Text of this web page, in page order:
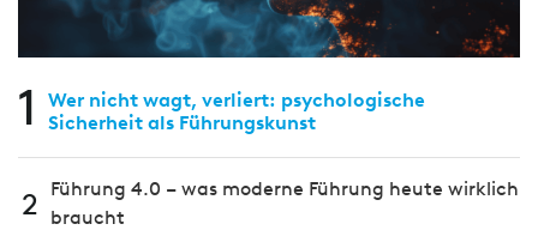
1
Wer nicht wagt, verliert: psychologische
Sicherheit als Führungskunst
2
Führung 4.0 – was moderne Führung heute wirklich
braucht